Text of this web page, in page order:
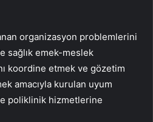
organizasyon problemlerini
sağlık emek-meslek
koordine etmek ve gözetim
amacıyla kurulan uyum
poliklinik hizmetlerine